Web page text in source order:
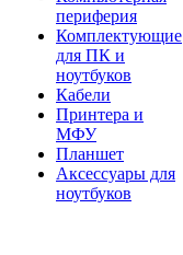
периферия
Комплектующие
для ПК и
ноутбуков
Кабели
Принтера и
МФУ
Планшет
Аксессуары для
ноутбуков